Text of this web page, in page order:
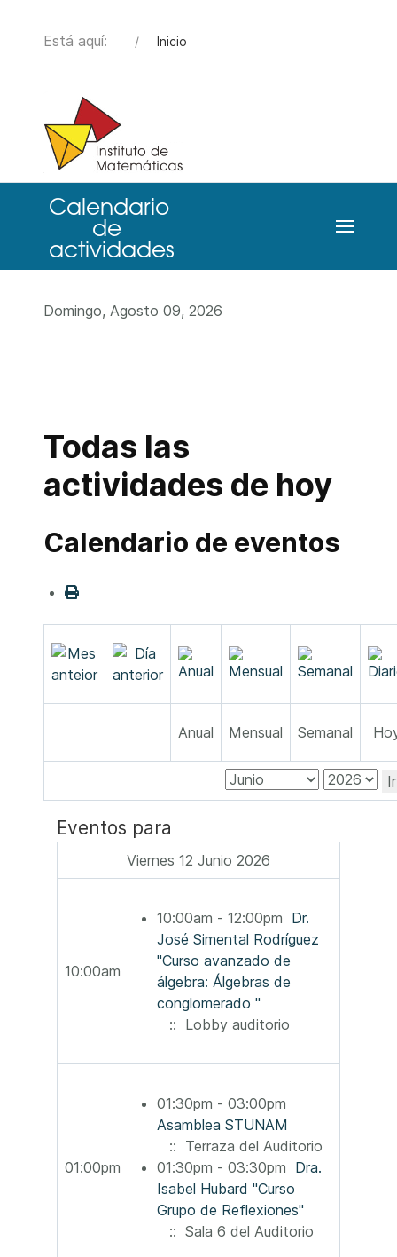
Está aquí: Inicio
Domingo, Agosto 09, 2026
Todas las
actividades de hoy
Calendario de eventos
Anual Mensual Semanal
Eventos para
Viernes 12 Junio 2026
10:00am
10:00am - 12:00pm Dr.
José Simental Rodríguez
"Curso avanzado de
álgebra: Álgebras de
conglomerado "
:: Lobby auditorio
01:00pm
01:30pm - 03:00pm
Asamblea STUNAM
:: Terraza del Auditorio
01:30pm - 03:30pm Dra.
Isabel Hubard "Curso
Grupo de Reflexiones"
:: Sala 6 del Auditorio